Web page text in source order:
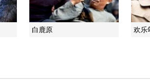
白鹿原 欢乐